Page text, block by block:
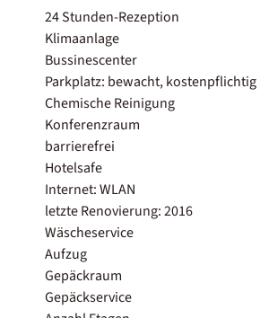
24 Stunden-Rezeption
Klimaanlage
Bussinescenter
Parkplatz: bewacht, kostenpflichtig
Chemische Reinigung
Konferenzraum
barrierefrei
Hotelsafe
Internet: WLAN
letzte Renovierung: 2016
Wäscheservice
Aufzug
Gepäckraum
Gepäckservice